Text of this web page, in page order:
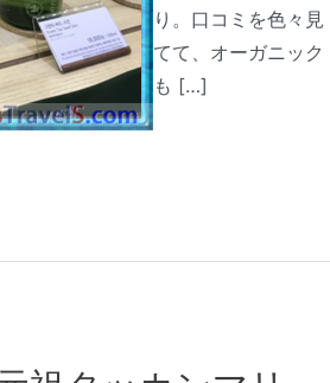
り。口コミを色々見
てて、オーガニック
も […]